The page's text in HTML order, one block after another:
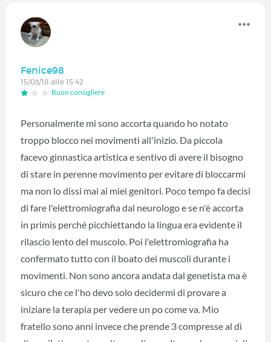
Fenice98
15/03/18 alle 15:42
Buon consigliere
Personalmente mi sono accorta quando ho notato
troppo blocco nei movimenti all'inizio. Da piccola
facevo ginnastica artistica e sentivo di avere il bisogno
di stare in perenne movimento per evitare di bloccarmi
ma non lo dissi mai ai miei genitori. Poco tempo fa decisi
di fare l'elettromiografia dal neurologo e se n'è accorta
in primis perché picchiettando la lingua era evidente il
rilascio lento del muscolo. Poi l'elettromiografia ha
confermato tutto con il boato dei muscoli durante i
movimenti. Non sono ancora andata dal genetista ma è
sicuro che ce l'ho devo solo decidermi di provare a
iniziare la terapia per vedere un po come va. Mio
fratello sono anni invece che prende 3 compresse al dì